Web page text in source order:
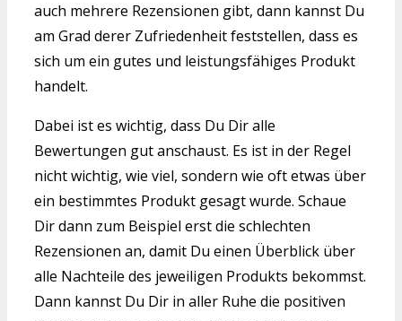
auch mehrere Rezensionen gibt, dann kannst Du
am Grad derer Zufriedenheit feststellen, dass es
sich um ein gutes und leistungsfähiges Produkt
handelt.
Dabei ist es wichtig, dass Du Dir alle
Bewertungen gut anschaust. Es ist in der Regel
nicht wichtig, wie viel, sondern wie oft etwas über
ein bestimmtes Produkt gesagt wurde. Schaue
Dir dann zum Beispiel erst die schlechten
Rezensionen an, damit Du einen Überblick über
alle Nachteile des jeweiligen Produkts bekommst.
Dann kannst Du Dir in aller Ruhe die positiven